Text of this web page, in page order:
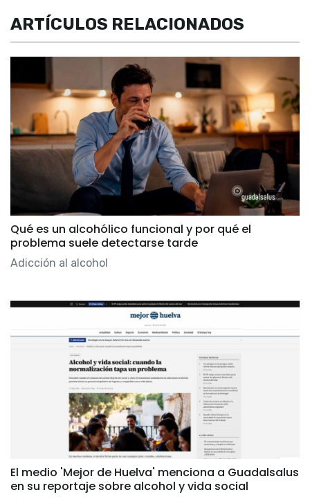
ARTÍCULOS RELACIONADOS
Qué es un alcohólico funcional y por qué el
problema suele detectarse tarde
Adicción al alcohol
El medio 'Mejor de Huelva' menciona a Guadalsalus
en su reportaje sobre alcohol y vida social